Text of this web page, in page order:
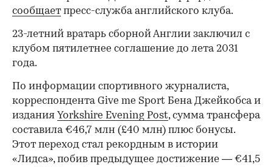
сообщает пресс-служба английского клуба.
23-летний вратарь сборной Англии заключил с
клубом пятилетнее соглашение до лета 2031
года.
По информации спортивного журналиста,
корреспондента Give me Sport Бена Джейкобса и
издания Yorkshire Evening Post, сумма трансфера
составила €46,7 млн (£40 млн) плюс бонусы.
Этот переход стал рекордным в истории
«Лидса», побив предыдущее достижение — €41,5